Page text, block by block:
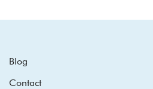
Blog
Contact